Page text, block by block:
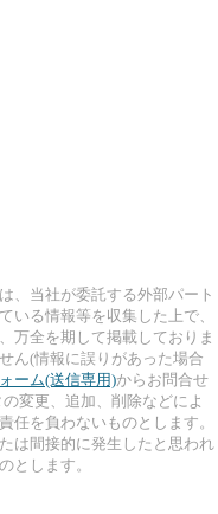
、当社が委託する外部パート
いる情報等を収集した上で、
万全を期して掲載しておりま
ん(情報に誤りがあった場合
ーム(送信専用)からお問合せ
変更、追加、削除などによ
任を負わないものとします。
は間接的に発生したと思われ
とします。